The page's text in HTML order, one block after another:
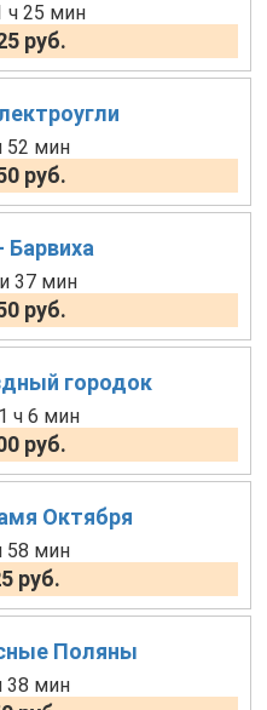
ч 25 мин
руб.
52 мин
руб.
Барвиха
37 мин
руб.
городок
ч 6 мин
руб.
Октября
58 мин
руб.
Поляны
38 мин